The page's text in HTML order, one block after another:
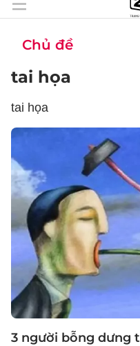
Chủ đề
tai họa
tai họa
3 người bỗng dưng